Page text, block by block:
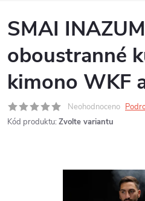
SMAI
oboustranné
kimono WKF
Neohodnoceno
Kód produktu: Zvolte variantu